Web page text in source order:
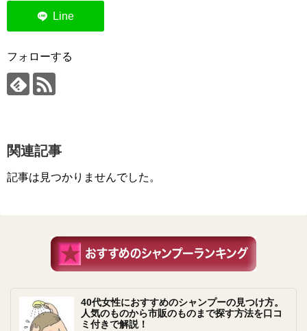
フォローする
関連記事
記事は見つかりませんでした。
40代女性におすすめのシャンプーの見つけ方。
人気のものから市販のものまで探す方法を口コ
ミ付きで解説！